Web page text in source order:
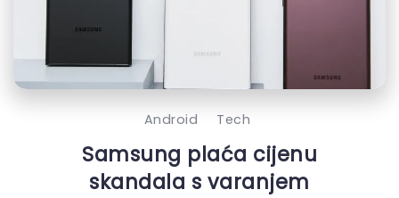
Android Tech
Samsung plaća cijenu
skandala s varanjem